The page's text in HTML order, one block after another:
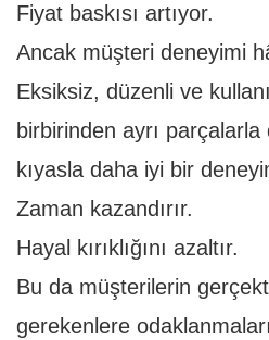
Fiyat baskısı artıyor.
Ancak müşteri deneyimi
Eksiksiz, düzenli ve
birbirinden ayrı
kıyasla daha iyi bir
Zaman kazandırır.
Hayal kırıklığını azaltır.
Bu da müşterilerin
gerekenlere